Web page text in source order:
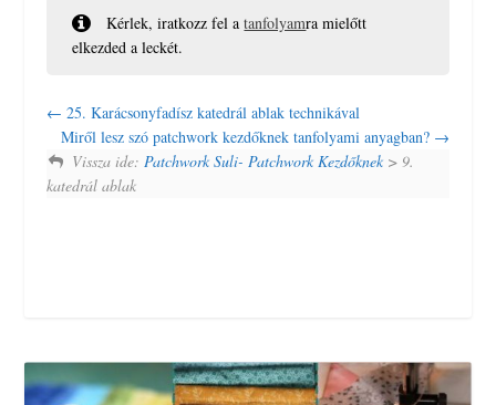
Kérlek, iratkozz fel atanfolyamra mielőtt
elkezded a leckét.
25. Karácsonyfadísz katedrál ablak technikával
Miről lesz szó patchwork kezdőknek tanfolyami anyagban?
Vissza ide: Patchwork Suli- Patchwork Kezdőknek > 9.
katedrál ablak